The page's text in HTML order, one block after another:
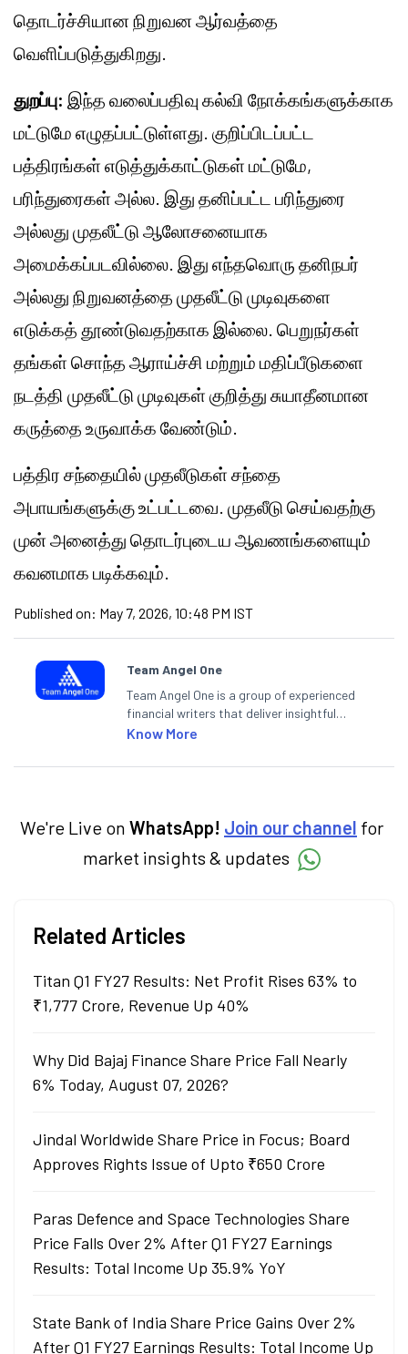
தொடர்ச்சியான நிறுவன ஆர்வத்தை
வெளிப்படுத்துகிறது.
துறப்பு: இந்த வலைப்பதிவு கல்வி நோக்கங்களுக்காக
மட்டுமே எழுதப்பட்டுள்ளது. குறிப்பிடப்பட்ட
பத்திரங்கள் எடுத்துக்காட்டுகள் மட்டுமே,
பரிந்துரைகள் அல்ல. இது தனிப்பட்ட பரிந்துரை
அல்லது முதலீட்டு ஆலோசனையாக
அமைக்கப்படவில்லை. இது எந்தவொரு தனிநபர்
அல்லது நிறுவனத்தை முதலீட்டு முடிவுகளை
எடுக்கத் தூண்டுவதற்காக இல்லை. பெறுநர்கள்
தங்கள் சொந்த ஆராய்ச்சி மற்றும் மதிப்பீடுகளை
நடத்தி முதலீட்டு முடிவுகள் குறித்து சுயாதீனமான
கருத்தை உருவாக்க வேண்டும்.
பத்திர சந்தையில் முதலீடுகள் சந்தை
அபாயங்களுக்கு உட்பட்டவை. முதலீடு செய்வதற்கு
முன் அனைத்து தொடர்புடைய ஆவணங்களையும்
கவனமாக படிக்கவும்.
Published on: May 7, 2026, 10:48 PM IST
Team Angel One
Team Angel One is a group of experienced
financial writers that deliver insightful
articles on the stock market, IPO, economy,
categories.
Know More
We're Live on WhatsApp! Join our channel for
market insights & updates
Related Articles
Titan Q1 FY27 Results: Net Profit Rises 63% to
₹1,777 Crore, Revenue Up 40%
Why Did Bajaj Finance Share Price Fall Nearly
6% Today, August 07, 2026?
Jindal Worldwide Share Price in Focus; Board
Approves Rights Issue of Upto ₹650 Crore
Paras Defence and Space Technologies Share
Price Falls Over 2% After Q1 FY27 Earnings
Results: Total Income Up 35.9% YoY
State Bank of India Share Price Gains Over 2%
After Q1 FY27 Earnings Results: Total Income Up